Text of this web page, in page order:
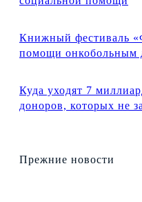
Книжный фестиваль
помощи онкобольным
Куда уходят 7
доноров, которых не
Прежние новости